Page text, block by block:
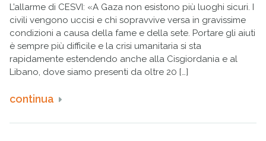
L’allarme di CESVI: «A Gaza non esistono più luoghi sicuri. I
civili vengono uccisi e chi sopravvive versa in gravissime
condizioni a causa della fame e della sete. Portare gli aiuti
è sempre più difficile e la crisi umanitaria si sta
rapidamente estendendo anche alla Cisgiordania e al
Libano, dove siamo presenti da oltre 20 […]
continua